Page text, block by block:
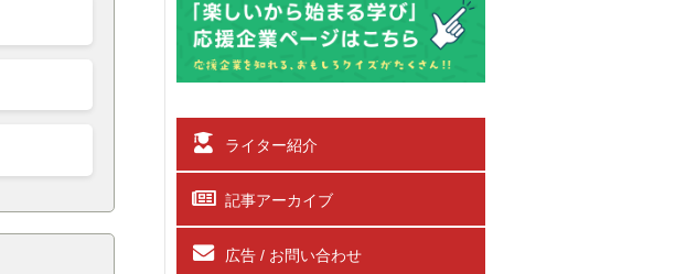
ライター紹介
記事アーカイブ
広告 / お問い合わせ